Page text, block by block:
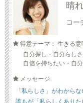
晴
コー
得意テーマ： 生きる意
自分探し・自分らし
自信を持ちたい・自
メッセージ
「私らしさ」がわから
誰もが「私らしくありた